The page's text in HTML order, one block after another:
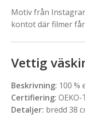
Motiv från
kontot där filmer
Vettig
Beskrivning: 100 %
Certifiering: OEKO-
Detaljer: bredd 38